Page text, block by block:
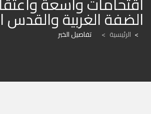
الضفة الغربية والقدس
الرئيسية > تفاصيل الخبر